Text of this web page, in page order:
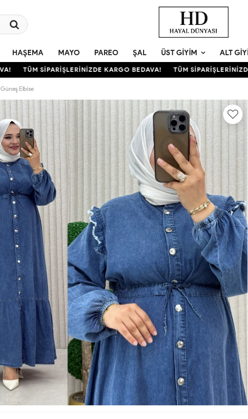
HAŞEMA MAYO PAREO ŞAL ÜST GIYIM ALT
TÜM SİPARİŞLERİNİZDE KARGO BEDAVA! TÜM SİPARİŞLERİNİZDE
Güneş Elbise